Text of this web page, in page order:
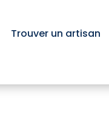
Trouver un artisan